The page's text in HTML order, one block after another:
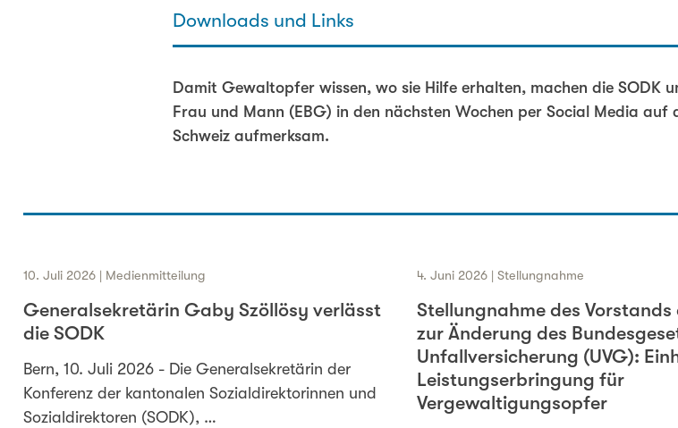
Martin Allemann - Fachbereichsleiter
martin.allemann@sodk.ch
Downloads und Links
Opferhilfe und Opferschutz auch über die Festtage
Damit Gewaltopfer wissen, wo sie Hilfe erhalten, machen die SODK
Frau und Mann (EBG) in den nächsten Wochen per Social Media
Schweiz aufmerksam.
10. Juli 2026 | Medienmitteilung
Generalsekretärin Gaby Szöllösy verlässt
die SODK
Bern, 10. Juli 2026 - Die Generalsekretärin der
Konferenz der kantonalen Sozialdirektorinnen und
Sozialdirektoren (SODK), …
4. Juni 2026 | Stellungnahme
Stellungnahme des Vorstands
zur Änderung des
Unfallversicherung (UVG):
Leistungserbringung für
Vergewaltigungsopfer